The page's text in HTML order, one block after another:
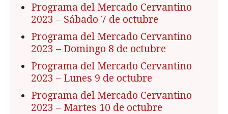
Programa del Mercado Cervantino
2023 – Sábado 7 de octubre
Programa del Mercado Cervantino
2023 – Domingo 8 de octubre
Programa del Mercado Cervantino
2023 – Lunes 9 de octubre
Programa del Mercado Cervantino
2023 – Martes 10 de octubre